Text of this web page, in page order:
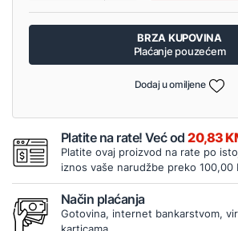
BRZA KUPOVINA
Plaćanje pouzećem
Dodaj u omiljene
Platite na rate! Već od20,83
Platite ovaj proizvod na rate po
iznos vaše narudžbe preko 100,00
Način plaćanja
Gotovina, internet bankarstvom,
karticama.